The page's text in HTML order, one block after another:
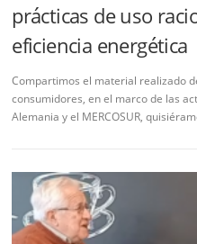
prácticas de uso
eficiencia energética
Compartimos el material realizado
consumidores, en el marco de las
Alemania y el MERCOSUR,